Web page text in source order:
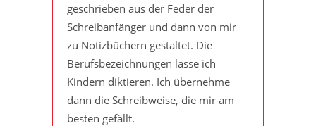
geschrieben aus der Feder der
Schreibanfänger und dann von mir
zu Notizbüchern gestaltet. Die
Berufsbezeichnungen lasse ich
Kindern diktieren. Ich übernehme
dann die Schreibweise, die mir am
besten gefällt.